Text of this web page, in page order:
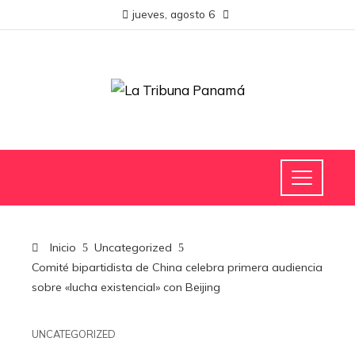
jueves, agosto 6
Inicio
Uncategorized
Comité bipartidista de China celebra primera audiencia
sobre «lucha existencial» con Beijing
UNCATEGORIZED